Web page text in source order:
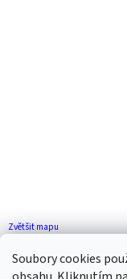
Soubory cookies
Zvětšit mapu